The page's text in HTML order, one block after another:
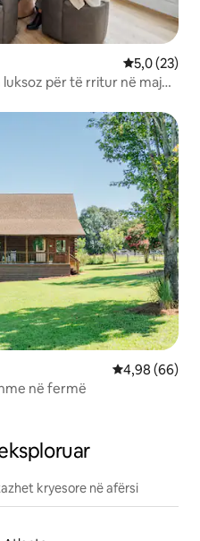
Vlerësimi
5,0 (23)
për të rritur në majë
Vlerësimi
4,98 (66)
në fermë
kryesore në afërsi